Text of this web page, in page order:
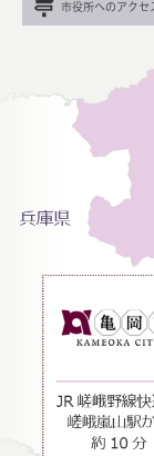
市役所へのアクセ